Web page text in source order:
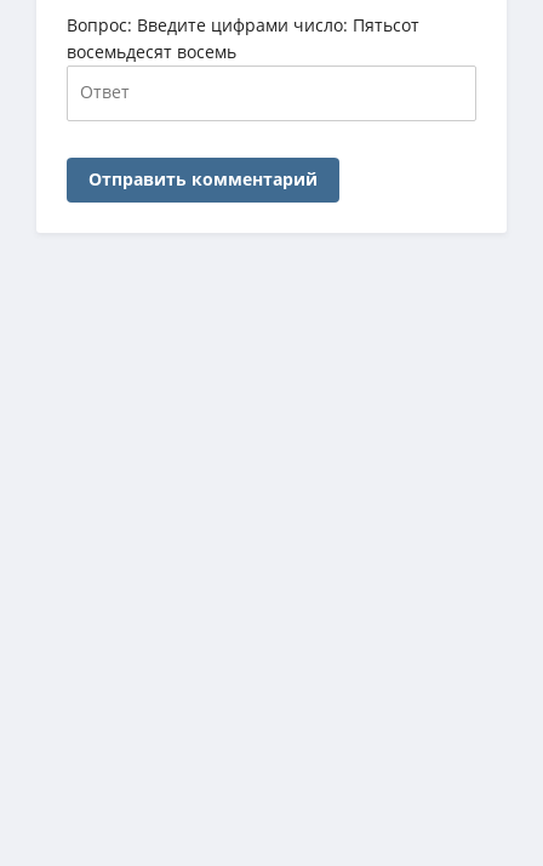
Вопрос: Введите цифрами число: Пятьсот
восемьдесят восемь
Отправить комментарий